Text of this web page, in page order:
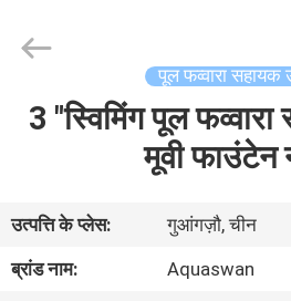
घर
हमारे
water
co,.ltd.
पूल फव्वारा
3 "स्विमिंग पूल
मूवी फाउंटेन
उत्पत्ति के प्लेस:
गुआंगज़ौ, चीन
ब्रांड नाम:
Aquaswan